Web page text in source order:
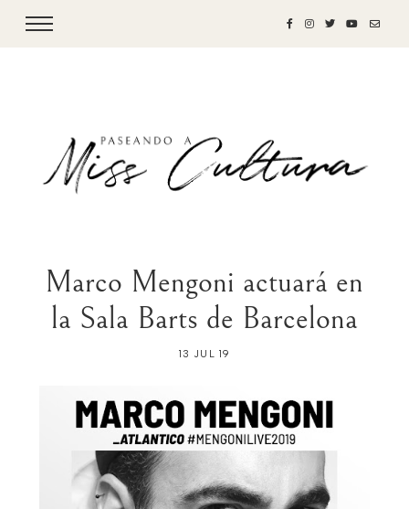
Marco Mengoni actuará en
la Sala Barts de Barcelona
13 JUL 19